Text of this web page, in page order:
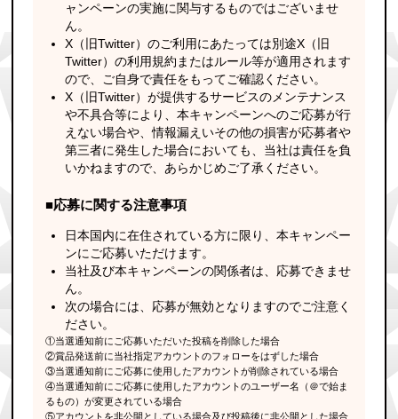
ャンペーンの実施に関与するものではございませ
ん。
X（旧Twitter）のご利用にあたっては別途X（旧
Twitter）の利用規約またはルール等が適用されます
ので、ご自身で責任をもってご確認ください。
X（旧Twitter）が提供するサービスのメンテナンス
や不具合等により、本キャンペーンへのご応募が行
えない場合や、情報漏えいその他の損害が応募者や
第三者に発生した場合においても、当社は責任を負
いかねますので、あらかじめご了承ください。
■応募に関する注意事項
日本国内に在住されている方に限り、本キャンペー
ンにご応募いただけます。
当社及び本キャンペーンの関係者は、応募できませ
ん。
次の場合には、応募が無効となりますのでご注意く
ださい。
①当選通知前にご応募いただいた投稿を削除した場合
②賞品発送前に当社指定アカウントのフォローをはずした場合
③当選通知前にご応募に使用したアカウントが削除されている場合
④当選通知前にご応募に使用したアカウントのユーザー名（＠で始ま
るもの）が変更されている場合
⑤アカウントを非公開としている場合及び投稿後に非公開とした場合